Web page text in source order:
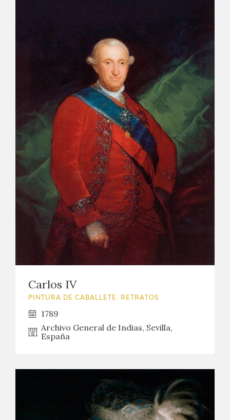
Carlos IV
PINTURA DE CABALLETE. RETRATOS
1789
Archivo General de Indias, Sevilla,
España